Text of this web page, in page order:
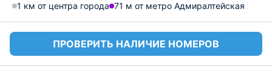
1 км от центра города 71 м от метро Адмиралтейская
ПРОВЕРИТЬ НАЛИЧИЕ НОМЕРОВ